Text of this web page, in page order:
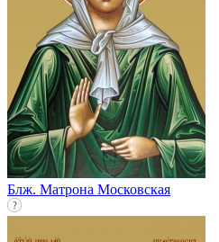
Блж. Матрона Московская